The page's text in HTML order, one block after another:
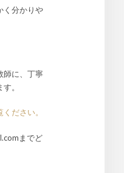
く分かりや
師に、丁寧
。
ださい。
までど